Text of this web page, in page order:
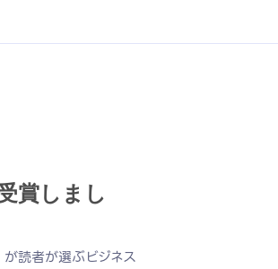
賞しまし
読者が選ぶビジネス